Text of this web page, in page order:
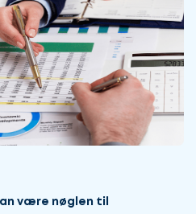
være nøglen til